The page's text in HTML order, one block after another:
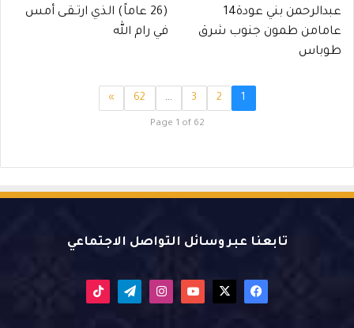
عبدالرحمن بني عودة14
عامامن طمون جنوب شرق
طوباس
(26 عاماً) الذي ارتـقـى أمس
في رام الله
1
2
3
…
62
»
Page 1 of 62
تابعنا عبر وسائل التواصل الاجتماعي
فيسبوك يوتيوب انستقرام تيلقرام